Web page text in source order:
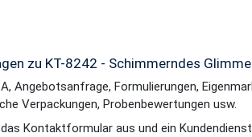
zu KT-8242 - Schimmerndes
Angebotsanfrage, Formulierungen,
Verpackungen, Probenbewertungen usw.
Kontaktformular aus und ein